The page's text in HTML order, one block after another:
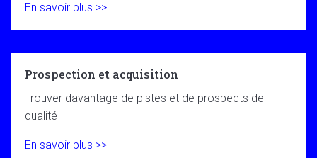
En savoir plus >>
Prospection et acquisition
Trouver davantage de pistes et de prospects de
qualité
En savoir plus >>